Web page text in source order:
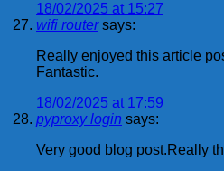
18/02/2025 at 15:27
wifi router says:
Really enjoyed this article
Fantastic.
18/02/2025 at 17:59
pyproxy login says:
Very good blog post.Really